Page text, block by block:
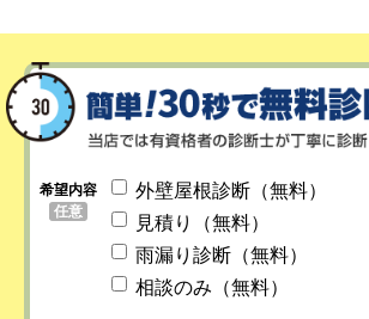
希望内容
任意
外壁屋根診断（無料）
見積り（無料）
雨漏り診断（無料）
相談のみ（無料）